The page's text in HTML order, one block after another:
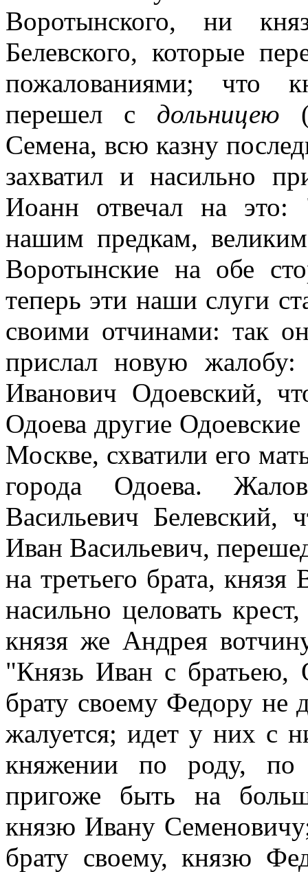
Воротынского, ни
Белевского, которые
пожалованиями; что
перешел с дольницею
Семена, всю казну
захватил и насильно
Иоанн отвечал на
нашим предкам,
Воротынские на обе
теперь эти наши слуги
своими отчинами: так
прислал новую
Иванович Одоевский,
Одоева другие
Москве, схватили его
города Одоева.
Васильевич Белевский,
Иван Васильевич,
на третьего брата, князя
насильно целовать
князя же Андрея
"Князь Иван с братьею,
брату своему Федору не
жалуется; идет у них с
княжении по роду, по
пригоже быть на
князю Ивану
брату своему, князю